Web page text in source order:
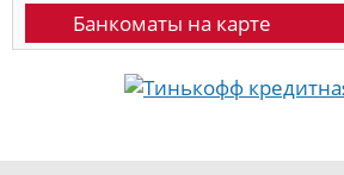
Банкоматы на карте